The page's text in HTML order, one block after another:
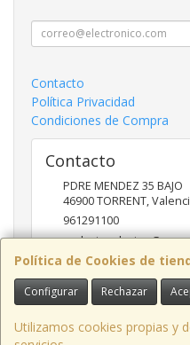
Política de Cookies de
Configurar Rechazar
Utilizamos cookies propias y
Contacto
Política Privacidad
Condiciones de Compra
Contacto
PDRE MENDEZ 35 BAJO
46900TORRENT,
961291100
Horario
10 -14 17 - 20